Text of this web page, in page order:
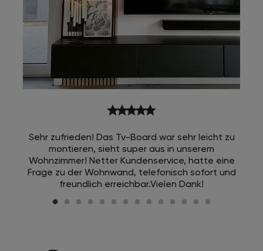
starstarstarstarstar
Sehr zufrieden! Das Tv-Board war sehr leicht zu
montieren, sieht super aus in unserem
Wohnzimmer! Netter Kundenservice, hatte eine
Frage zu der Wohnwand, telefonisch sofort und
freundlich erreichbar.Vielen Dank!